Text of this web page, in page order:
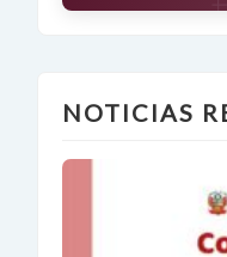
NOTICIAS